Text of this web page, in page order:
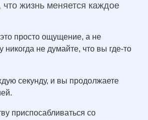
жизнь меняется каждое
просто ощущение, а не
никогда не думайте, что вы где-то
секунду, и вы продолжаете
приспосабливаться со